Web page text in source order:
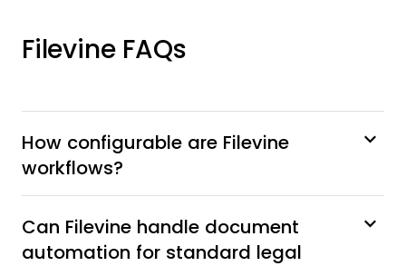
Filevine FAQs
How configurable are Filevine
workflows?
Can Filevine handle document
automation for standard legal